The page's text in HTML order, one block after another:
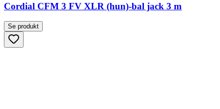
Cordial CFM 3 FV XLR (hun)-bal jack 3 m
Se produkt